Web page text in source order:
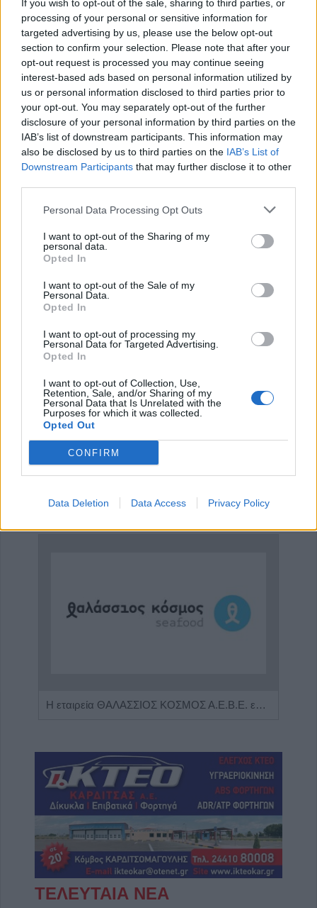
If you wish to opt-out of the sale, sharing to third parties, or
processing of your personal or sensitive information for
targeted advertising by us, please use the below opt-out
section to confirm your selection. Please note that after your
opt-out request is processed you may continue seeing
interest-based ads based on personal information utilized by
us or personal information disclosed to third parties prior to
your opt-out. You may separately opt-out of the further
disclosure of your personal information by third parties on the
IAB’s list of downstream participants. This information may
also be disclosed by us to third parties on the IAB’s List of
Downstream Participants that may further disclose it to other
Personal Data Processing Opt Outs
I want to opt-out of the Sharing of my
personal data.
Opted In
I want to opt-out of the Sale of my
Personal Data.
Opted In
I want to opt-out of processing my
Personal Data for Targeted Advertising.
Opted In
I want to opt-out of Collection, Use,
Retention, Sale, and/or Sharing of my
Personal Data that Is Unrelated with the
Purposes for which it was collected.
Opted Out
CONFIRM
Data Deletion Data Access Privacy Policy
πηγη: ΑΠΕ-ΜΠΕ
Τελευταία τροποποίηση στις9 Ιουλίου 2026, 14:00
Κοινοποιήστε αυτό το άρθρο
Η εταιρεία ΘΑΛΑΣΣΙΟΣ ΚΟΣΜΟΣ Α.Ε.Β.Ε. επιθυμεί να προσλάβει Αποθηκάριο
ΤΕΛΕΥΤΑΙΑ ΝΕΑ